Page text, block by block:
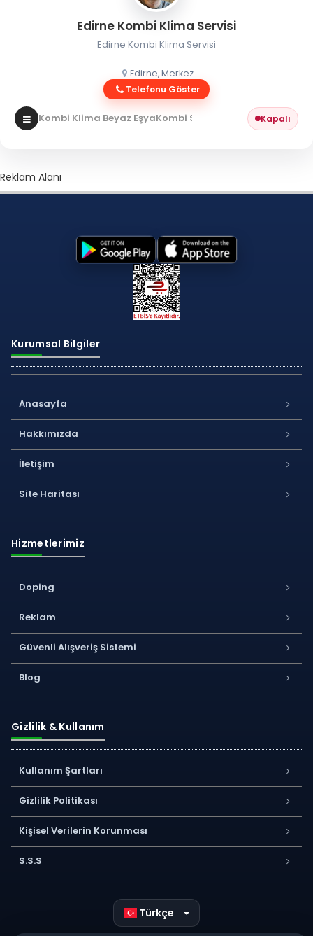
Edirne Kombi Klima Servisi
Edirne Kombi Klima Servisi
Edirne, Merkez
Telefonu Göster
Kombi Klima Beyaz EşyaKombi Servisi Kapalı
Reklam Alanı
Kurumsal Bilgiler
Anasayfa
Hakkımızda
İletişim
Site Haritası
Hizmetlerimiz
Doping
Reklam
Güvenli Alışveriş Sistemi
Blog
Gizlilik & Kullanım
Kullanım Şartları
Gizlilik Politikası
Kişisel Verilerin Korunması
S.S.S
Türkçe